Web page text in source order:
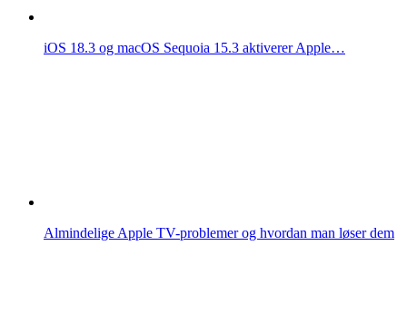
iOS 18.3 og macOS Sequoia 15.3 aktiverer Apple…
Almindelige Apple TV-problemer og hvordan man løser dem